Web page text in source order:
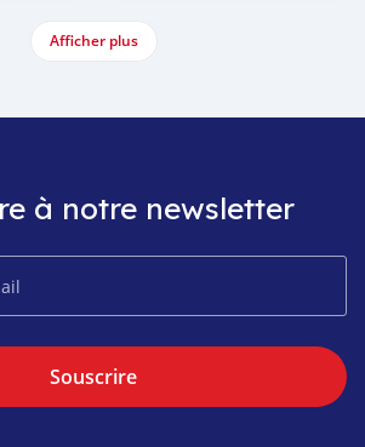
Afficher plus
à notre newsletter
Souscrire